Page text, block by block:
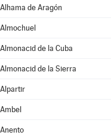
Alhama de Aragón
Almochuel
Almonacid de la Cuba
Almonacid de la Sierra
Alpartir
Ambel
Anento